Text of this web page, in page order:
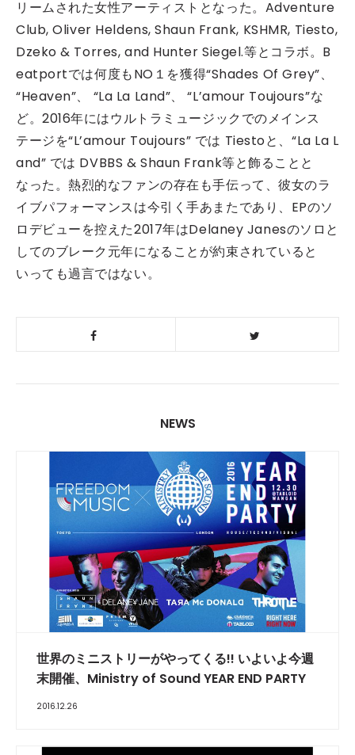
リームされた女性アーティストとなった。Adventure
Club, Oliver Heldens, Shaun Frank, KSHMR, Tiesto,
Dzeko & Torres, and Hunter Siegel.等とコラボ。B
eatportでは何度もNO１を獲得“Shades Of Grey”、
“Heaven”、 “La La Land”、 “L’amour Toujours”な
ど。2016年にはウルトラミュージックでのメインス
テージを“L’amour Toujours” では Tiestoと、“La La L
and” では DVBBS & Shaun Frank等と飾ることと
なった。熱烈的なファンの存在も手伝って、彼女のラ
イブパフォーマンスは今引く手あまたであり、EPのソ
ロデビューを控えた2017年はDelaney Janesのソロと
してのブレーク元年になることが約束されていると
いっても過言ではない。
NEWS
世界のミニストリーがやってくる!! いよいよ今週
末開催、Ministry of Sound YEAR END PARTY
2016.12.26